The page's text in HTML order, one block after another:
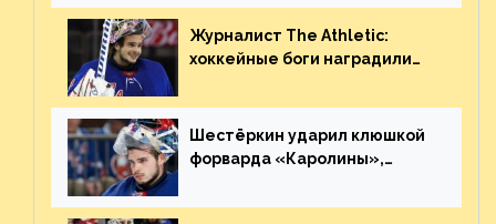
Украине
Журналист The Athletic:
хоккейные боги наградили
великолепную игру
Шестёркин ударил клюшкой
форварда «Каролины»,
пятаке. Видео